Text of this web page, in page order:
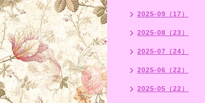
2025-09（17）
2025-08（23）
2025-07（24）
2025-06（22）
2025-05（22）